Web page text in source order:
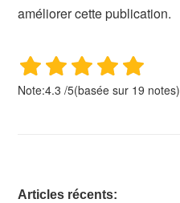
améliorer cette publication.
Note:4.3 /5(basée sur 19 notes)
Articles récents: